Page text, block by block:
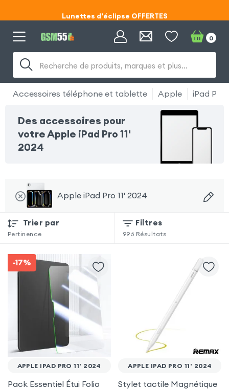
Code ECLIPSE55
Code ECLIPSE55
Recherche de produits, marques et plus…
0
Accessoires téléphone et tablette Apple iPad Pro
Des accessoires pour
votre Apple iPad Pro 11'
2024
Apple iPad Pro 11' 2024
Trier par
Pertinence
Filtres
996 Résultats
-17%
APPLE IPAD PRO 11' 2024
Pack Essentiel Étui Folio
APPLE IPAD PRO 11' 2024
Stylet tactile Magnétique